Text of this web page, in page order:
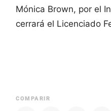
Mónica Brown, por el
cerrará el Licenciado
COMPARIR